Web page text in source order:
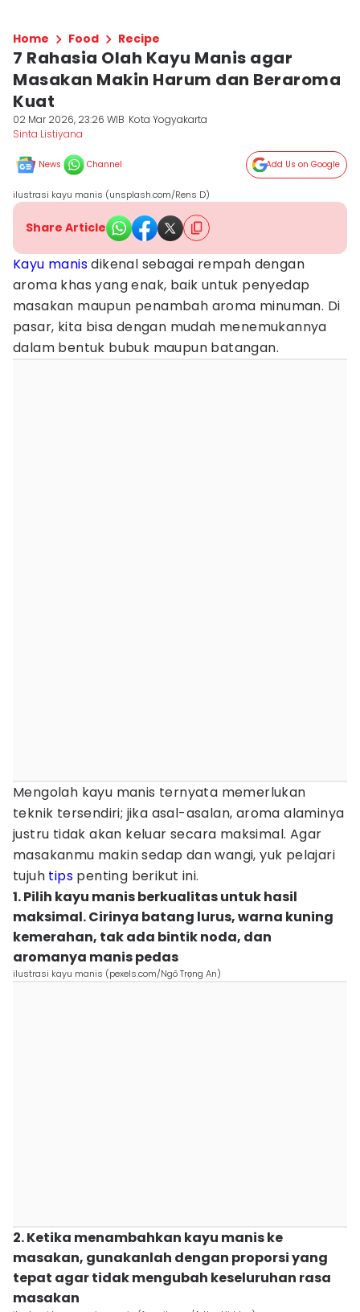
Home Food Recipe
7 Rahasia Olah Kayu Manis agar
Masakan Makin Harum dan Beraroma
Kuat
02 Mar 2026, 23:26 WIB Kota Yogyakarta
Sinta Listiyana
News Channel Add Us on Google
ilustrasi kayu manis (unsplash.com/Rens D)
Share Article
Kayu manisdikenal sebagai rempah dengan
aroma khas yang enak, baik untuk penyedap
masakan maupun penambah aroma minuman. Di
pasar, kita bisa dengan mudah menemukannya
dalam bentuk bubuk maupun batangan.
Mengolah kayu manis ternyata memerlukan
teknik tersendiri; jika asal-asalan, aroma alaminya
justru tidak akan keluar secara maksimal. Agar
masakanmu makin sedap dan wangi, yuk pelajari
tujuh tips penting berikut ini.
1. Pilih kayu manis berkualitas untuk hasil
maksimal. Cirinya batang lurus, warna kuning
kemerahan, tak ada bintik noda, dan
aromanya manis pedas
ilustrasi kayu manis (pexels.com/Ngô Trọng An)
2. Ketika menambahkan kayu manis ke
masakan, gunakanlah dengan proporsi yang
tepat agar tidak mengubah keseluruhan rasa
masakan